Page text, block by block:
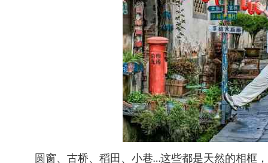
圆窗、古桥、稻田、小巷…这些都是天然的相框